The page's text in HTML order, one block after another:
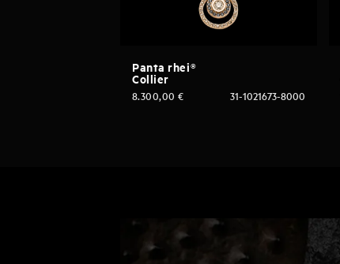
Panta rhei®
Collier
31-1021673-8000
8.300,00€